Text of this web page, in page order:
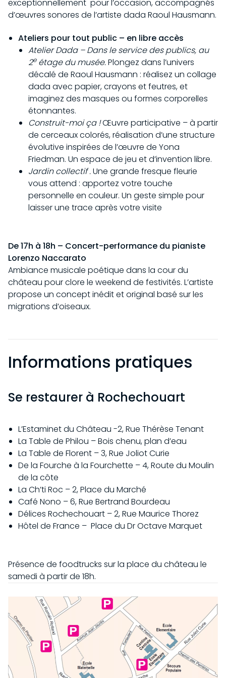
exceptionnellement pour l’occasion, accompagnés
d’œuvres sonores de l’artiste dada Raoul Hausmann.
Ateliers pour tout public – en libre accès
Atelier Dada – Dans le service des publics, au
2eétage du musée.Plongez dans l’univers
décalé de Raoul Hausmann : réalisez un collage
dada avec papier, crayons et feutres, et
imaginez des masques ou formes corporelles
étonnantes.
Construit-moi ça !Œuvre participative – à partir
de cerceaux colorés, réalisation d’une structure
évolutive inspirées de l’œuvre de Yona
Friedman. Un espace de jeu et d’invention libre.
Jardin collectif .Une grande fresque fleurie
vous attend : apportez votre touche
personnelle en couleur. Un geste simple pour
laisser une trace après votre visite
De 17h à 18h – Concert-performance du pianiste
Lorenzo Naccarato
Ambiance musicale poétique dans la cour du
château pour clore le weekend de festivités. L’artiste
propose un concept inédit et original basé sur les
migrations d’oiseaux.
Informations pratiques
Se restaurer à Rochechouart
L’Estaminet du Château -2, Rue Thérèse Tenant
La Table de Philou – Bois chenu, plan d’eau
La Table de Florent – 3, Rue Joliot Curie
De la Fourche à la Fourchette – 4, Route du Moulin
de la côte
La Ch’ti Roc – 2, Place du Marché
Café Nono – 6, Rue Bertrand Bourdeau
Délices Rochechouart – 2, Rue Maurice Thorez
Hôtel de France – Place du Dr Octave Marquet
Présence de foodtrucks sur la place du château le
samedi à partir de 18h.